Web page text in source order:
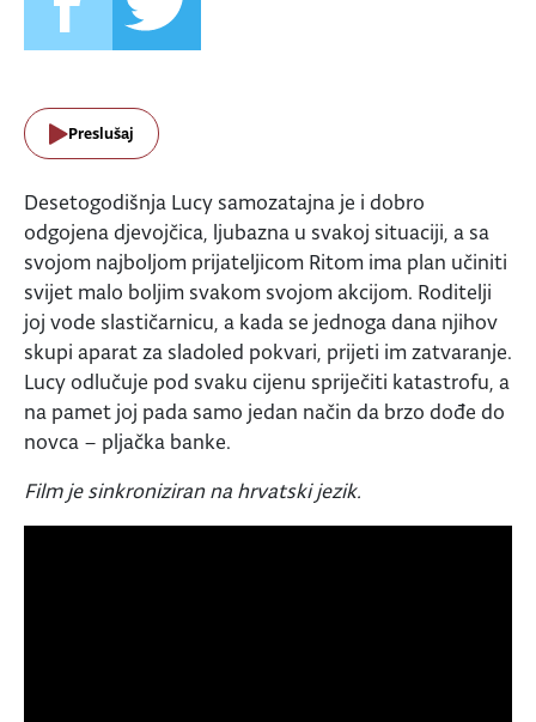
Preslušaj
Desetogodišnja Lucy samozatajna je i dobro
odgojena djevojčica, ljubazna u svakoj situaciji, a sa
svojom najboljom prijateljicom Ritom ima plan učiniti
svijet malo boljim svakom svojom akcijom. Roditelji
joj vode slastičarnicu, a kada se jednoga dana njihov
skupi aparat za sladoled pokvari, prijeti im zatvaranje.
Lucy odlučuje pod svaku cijenu spriječiti katastrofu, a
na pamet joj pada samo jedan način da brzo dođe do
novca – pljačka banke.
Film je sinkroniziran na hrvatski jezik.